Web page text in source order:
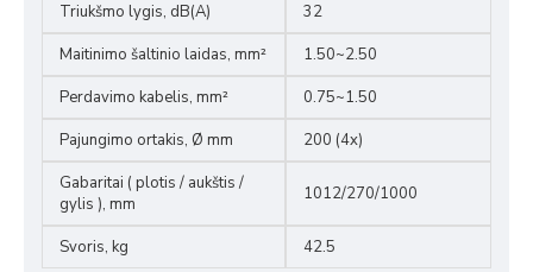
Triukšmo lygis, dB(A)
32
Maitinimo šaltinio laidas, mm²
1.50~2.50
Perdavimo kabelis, mm²
0.75~1.50
Pajungimo ortakis, Ø mm
200 (4x)
Gabaritai ( plotis / aukštis /
gylis ), mm
1012/270/1000
Svoris, kg 42.5